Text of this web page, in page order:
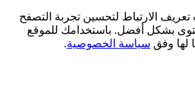
الارتباط لتحسين تجربة التصفح
بشكل أفضل. باستخدامك للموقع
لها وفق سياسة الخصوصية.